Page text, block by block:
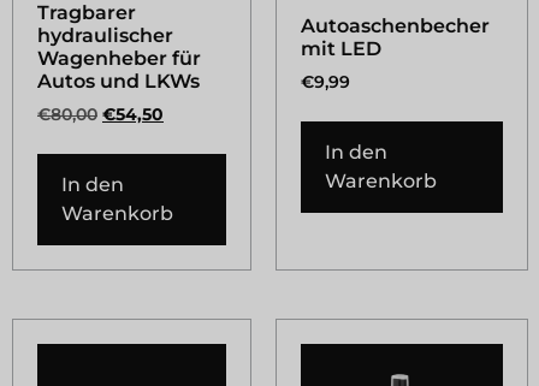
Tragbarer
hydraulischer
Wagenheber für
Autos und LKWs
€80,00 €54,50
In den
Warenkorb
Autoaschenbecher
mit LED
€9,99
In den
Warenkorb